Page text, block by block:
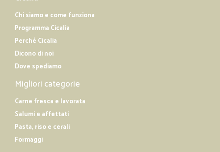
Chi siamo e come funziona
Programma Cicalia
Perché Cicalia
Dicono di noi
Dove spediamo
Migliori categorie
Carne fresca e lavorata
Salumi e affettati
Pasta, riso e cerali
Formaggi